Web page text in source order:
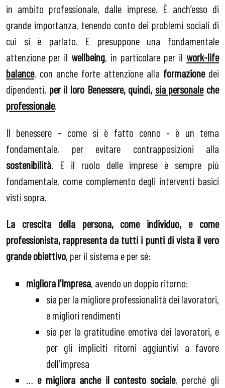
in ambito professionale, dalle imprese. È anch’esso di
grande importanza, tenendo conto dei problemi sociali di
cui si è parlato. E presuppone una fondamentale
attenzione per il wellbeing, in particolare per il work-life
balance, con anche forte attenzione alla formazione dei
dipendenti, per il loro Benessere, quindi, sia personaleche
professionale.
Il benessere – come si è fatto cenno - è un tema
fondamentale, per evitare contrapposizioni alla
sostenibilità . E il ruolo delle imprese è sempre più
fondamentale, come complemento degli interventi basici
visti sopra.
La crescita della persona, come individuo, e come
professionista, rappresenta da tutti i punti di vista il vero
grande obiettivo, per il sistema e per sé:
migliora l’Impresa, avendo un doppio ritorno:
sia per la migliore professionalità dei lavoratori,
e migliori rendimenti
sia per la gratitudine emotiva dei lavoratori, e
per gli impliciti ritorni aggiuntivi a favore
dell’impresa
e migliora anche il contesto sociale, perché gli